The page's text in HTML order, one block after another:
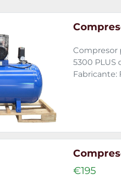
Compresor
5300 PLUS
Fabricante:
€195